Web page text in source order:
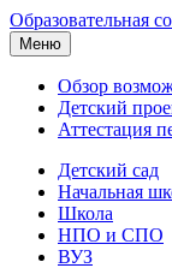
Образовательная
Меню
Обзор
Детский
Аттестация
Детский сад
Начальная
Школа
НПО и СПО
ВУЗ